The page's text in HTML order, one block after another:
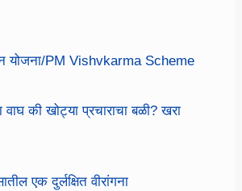
योजना/PM Vishvkarma Scheme
की खोट्या प्रचाराचा बळी? खरा
एक दुर्लक्षित वीरांगना